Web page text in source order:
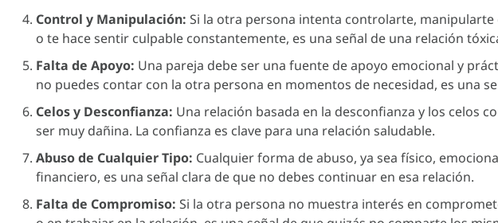
Control y Manipulación: Si la otra persona intenta controlarte, manipularte
o te hace sentir culpable constantemente, es una señal de una relación
Falta de Apoyo: Una pareja debe ser una fuente de apoyo emocional y
no puedes contar con la otra persona en momentos de necesidad, es una
Celos y Desconfianza: Una relación basada en la desconfianza y los celos
ser muy dañina. La confianza es clave para una relación saludable.
Abuso de Cualquier Tipo: Cualquier forma de abuso, ya sea físico,
financiero, es una señal clara de que no debes continuar en esa relación.
Falta de Compromiso: Si la otra persona no muestra interés en